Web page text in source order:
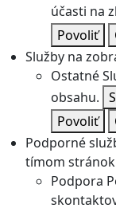
účasti na
Povoliť
Služby na
Ostatné
obsahu.
Povoliť
Podporné
tímom
Podpora